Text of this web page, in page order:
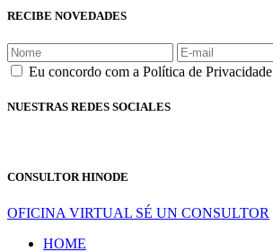
RECIBE NOVEDADES
Eu concordo com a Política de Privacidade
NUESTRAS REDES SOCIALES
CONSULTOR HINODE
OFICINA VIRTUAL SÉ UN CONSULTOR
HOME